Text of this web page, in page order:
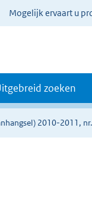
Mogelijk ervaart u
zoeken
2010-2011,